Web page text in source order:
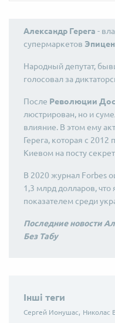
Александр Герега -
супермаркетов
Народный депутат,
голосовал за
После Революции
люстрирован, но и
влияние. В этом ему
Герега, которая с
Киевом на посту
В 2020 журнал Forbes
1,3 млрд долларов, что
показателем среди
Последние новости
Без Табу
Інші теги
Сергей Ионушас, Николас